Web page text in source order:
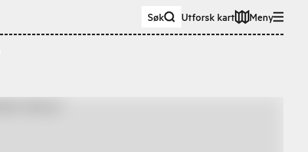
Søk Utforsk kart Meny